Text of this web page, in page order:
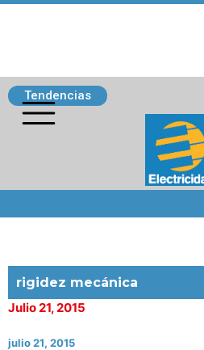
Tendencias
rigidez mecánica
Julio 21, 2015
julio 21, 2015